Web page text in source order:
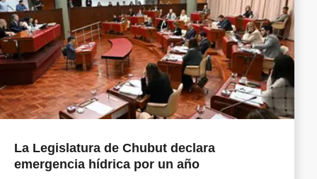
La Legislatura de Chubut declara
emergencia hídrica por un año